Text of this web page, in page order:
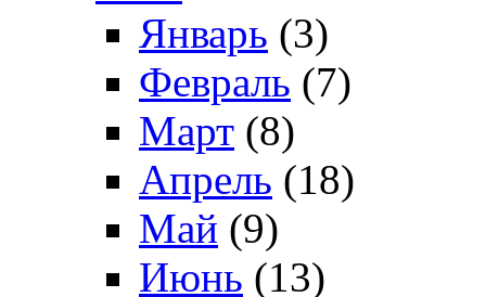
Январь (3)
Февраль (7)
Март (8)
Апрель (18)
Май (9)
Июнь (13)